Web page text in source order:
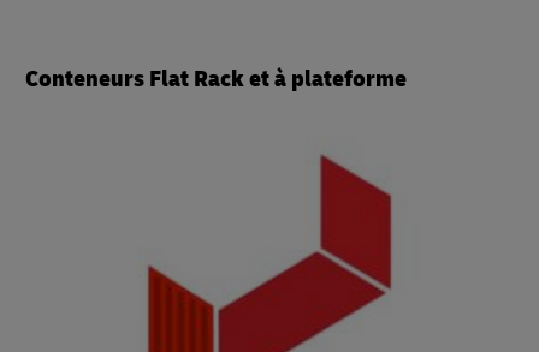
Conteneurs Flat Rack et à plateforme